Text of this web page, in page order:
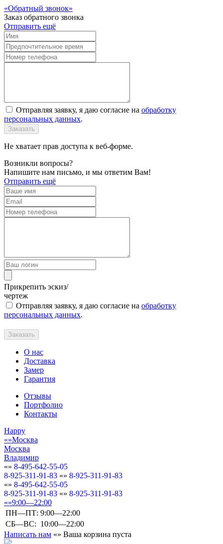
Обратный звонок
Заказ обратного звонка
Отправить ещё
Отправляя заявку, я даю согласие на обработку
персональных данных.
Заказать
Не хватает прав доступа к веб-форме.
Возникли вопросы?
Напишите нам письмо, и мы ответим Вам!
Отправить ещё
Прикрепить эскиз/
чертеж
Отправляя заявку, я даю согласие на обработку
персональных данных.
Заказать
О нас
Доставка
Замер
Гарантия
Отзывы
Портфолио
Контакты
Happy
Москва
Москва
Владимир
8-495-642-55-05
8-925-311-91-83
8-925-311-91-83
8-495-642-55-05
8-925-311-91-83
8-925-311-91-83
9:00—22:00
ПН—ПТ: 9:00—22:00
СБ—ВС: 10:00—22:00
Написать нам
Ваша корзина пуста